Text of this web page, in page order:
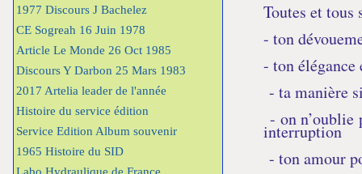
1977 Discours J Bachelez
CE Sogreah 16 Juin 1978
Article Le Monde 26 Oct 1985
Discours Y Darbon 25 Mars 1983
2017 Artelia leader de l'année
Histoire du service édition
Service Edition Album souvenir
1965 Histoire du SID
Toutes et
- ton
- ton élégance
- ta manière
- on n’oublie
interruption
- ton amour